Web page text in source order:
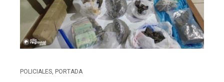
POLICIALES, PORTADA